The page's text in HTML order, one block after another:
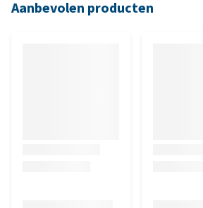
Aanbevolen producten